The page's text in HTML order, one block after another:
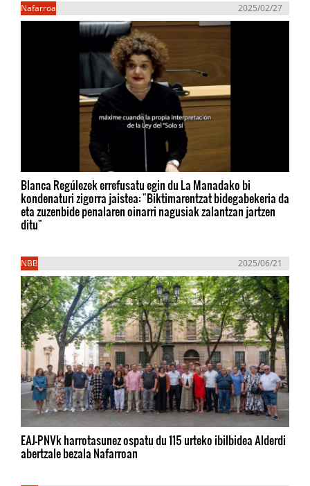
Nafarroa 2025/02/27
Blanca Regúlezek errefusatu egin du La Manadako bi
kondenaturi zigorra jaistea: "Biktimarentzat bidegabekeria da
eta zuzenbide penalaren oinarri nagusiak zalantzan jartzen
ditu"
NBB 2025/06/21
EAJ-PNVk harrotasunez ospatu du 115 urteko ibilbidea Alderdi
abertzale bezala Nafarroan